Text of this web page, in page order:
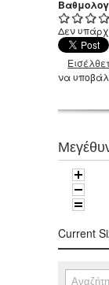
Δεν
να
Current
Αναζήτηση